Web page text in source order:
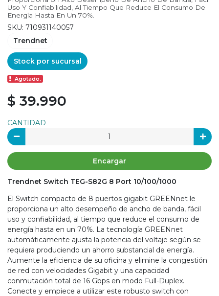
Uso Y Confiabilidad, Al Tiempo Que Reduce El Consumo De
Energía Hasta En Un 70%.
SKU: 710931140057
Trendnet
Stock por sucursal
Agotado.
$ 39.990
CANTIDAD
Encargar
Trendnet Switch TEG-S82G 8 Port 10/100/1000
El Switch compacto de 8 puertos gigabit GREENnet le
proporciona un alto desempeño de ancho de banda, fácil
uso y confiabilidad, al tiempo que reduce el consumo de
energía hasta en un 70%. La tecnología GREENnet
automáticamente ajusta la potencia del voltaje según se
requiera produciendo un ahorro substancial de energía.
Aumente la eficiencia de su oficina y elimine la congestión
de red con velocidades Gigabit y una capacidad
conmutación total de 16 Gbps en modo Full-Duplex.
Conecte y empiece a utilizar este robusto switch con